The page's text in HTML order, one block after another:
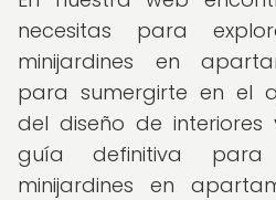
necesitas para
minijardines en
para sumergirte en el
del diseño de interiores
guía definitiva
minijardines en